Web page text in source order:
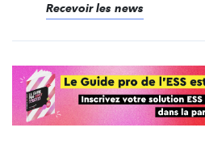
Recevoir les news